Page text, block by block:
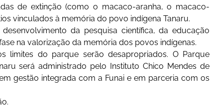
de extinção (como o macaco-aranha, o macaco-
vinculados à memória do povo indígena Tanaru.
da pesquisa científica, da educação
na valorização da memória dos povos indígenas.
limites do parque serão desapropriados. O Parque
será administrado pelo Instituto Chico Mendes de
gestão integrada com a Funai e em parceria com os